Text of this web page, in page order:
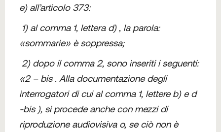
e) all’articolo 373:
1) al comma 1, lettera d) , la parola:
«sommarie» è soppressa;
2) dopo il comma 2, sono inseriti i seguenti:
«2 – bis . Alla documentazione degli
interrogatori di cui al comma 1, lettere b) e d
-bis ), si procede anche con mezzi di
riproduzione audiovisiva o, se ciò non è